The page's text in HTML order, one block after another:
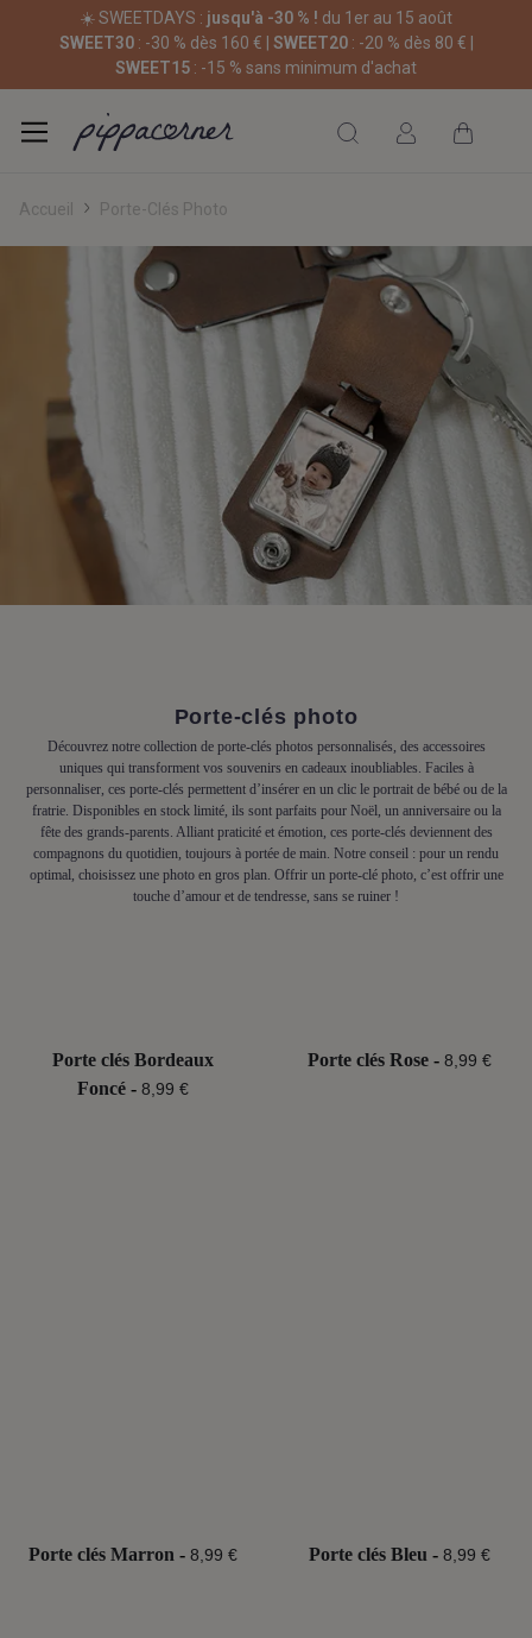
☀️ SWEETDAYS : jusqu'à -30 % ! du 1er au 15 août
SWEET30: -30 % dès 160 € | SWEET20: -20 % dès 80 € |
SWEET15 : -15 % sans minimum d'achat
Accueil Porte-Clés Photo
Porte-clés photo
Découvrez notre collection de porte-clés photos personnalisés, des accessoires
uniques qui transforment vos souvenirs en cadeaux inoubliables. Faciles à
personnaliser, ces porte-clés permettent d’insérer en un clic le portrait de bébé ou de la
fratrie. Disponibles en stock limité, ils sont parfaits pour Noël, un anniversaire ou la
fête des grands-parents. Alliant praticité et émotion, ces porte-clés deviennent des
compagnons du quotidien, toujours à portée de main. Notre conseil : pour un rendu
optimal, choisissez une photo en gros plan. Offrir un porte-clé photo, c’est offrir une
touche d’amour et de tendresse, sans se ruiner !
Porte clés Bordeaux
Foncé - 8,99 €
Porte clés Rose - 8,99 €
Porte clés Marron - 8,99 € Porte clés Bleu - 8,99 €